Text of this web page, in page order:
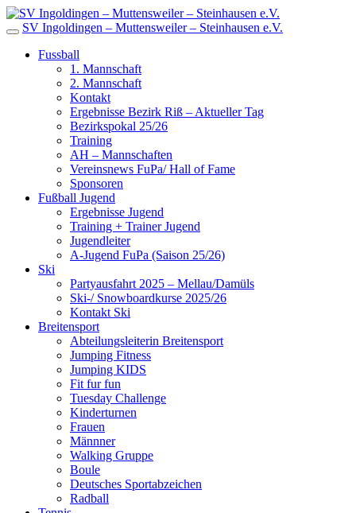
SV Ingoldingen – Muttensweiler – Steinhausen e.V.
Fussball
1. Mannschaft
2. Mannschaft
Kontakt
Ergebnisse Bezirk Riß – Aktueller Tag
Bezirkspokal 25/26
Training
AH – Mannschaften
Vereinsnews FuPa/ Hall of Fame
Sponsoren
Fußball Jugend
Ergebnisse Jugend
Training + Trainer Jugend
Jugendleiter
A-Jugend FuPa (Saison 25/26)
Ski
Partyausfahrt 2025 – Mellau/Damüls
Ski-/ Snowboardkurse 2025/26
Kontakt Ski
Breitensport
Abteilungsleiterin Breitensport
Jumping Fitness
Jumping KIDS
Fit fur fun
Tuesday Challenge
Kinderturnen
Frauen
Männner
Walking Gruppe
Boule
Deutsches Sportabzeichen
Radball